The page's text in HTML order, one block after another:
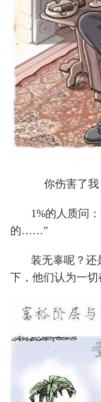
你伤害了我
1%的人质问
的……”
装无辜呢？还
下，他们认为一切